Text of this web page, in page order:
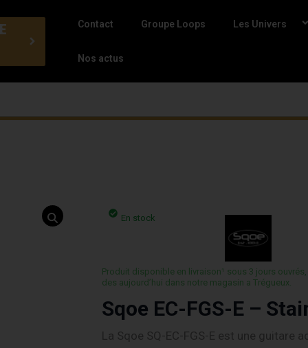
Contact Groupe Loops Les Univers
Nos actus
En stock
Produit disponible en livraison¹ sous 3 jours
des aujourd’hui dans notre magasin a Trégueux.
Sqoe EC-FGS-E –
La Sqoe SQ-EC-FGS-E est une guitare